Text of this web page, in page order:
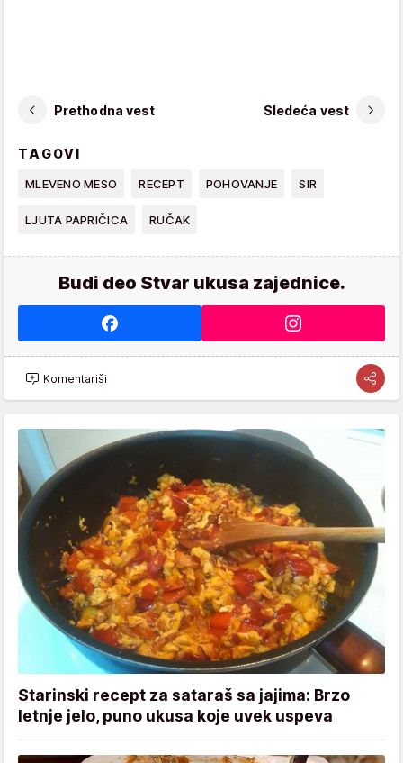
Prethodna vest Sledeća vest
TAGOVI
MLEVENO MESO RECEPT POHOVANJE SIR
LJUTA PAPRIČICA RUČAK
Budi deo Stvar ukusa zajednice.
Komentariši
Starinski recept za sataraš sa jajima: Brzo
letnje jelo, puno ukusa koje uvek uspeva